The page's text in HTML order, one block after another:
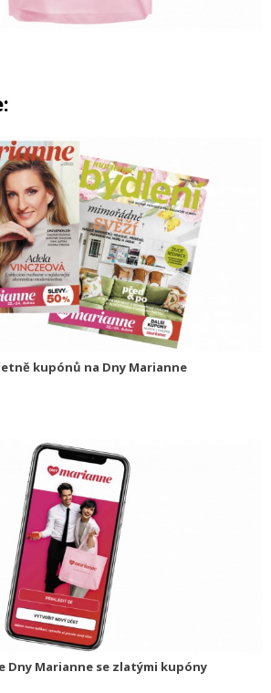
kupónů na Dny Marianne
Dny Marianne se zlatými kupóny